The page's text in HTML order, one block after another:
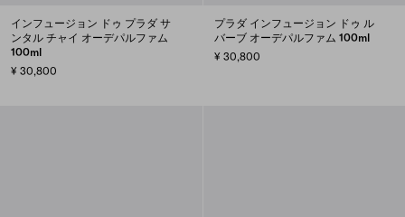
インフュージョン ドゥ プラダ サ
ンタル チャイ オーデパルファム
100ml
¥ 30,800
プラダ インフュージョン ドゥ ル
バーブ オーデパルファム 100ml
¥ 30,800